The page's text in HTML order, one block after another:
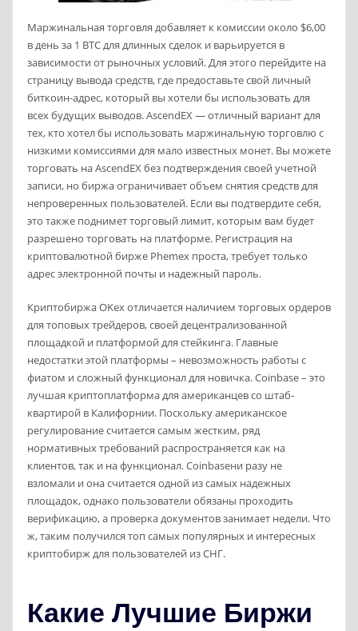
Маржинальная торговля добавляет к комиссии около $6,00
в день за 1 BTC для длинных сделок и варьируется в
зависимости от рыночных условий. Для этого перейдите на
страницу вывода средств, где предоставьте свой личный
биткоин-адрес, который вы хотели бы использовать для
всех будущих выводов. AscendEX — отличный вариант для
тех, кто хотел бы использовать маржинальную торговлю с
низкими комиссиями для мало известных монет. Вы можете
торговать на AscendEX без подтверждения своей учетной
записи, но биржа ограничивает объем снятия средств для
непроверенных пользователей. Если вы подтвердите себя,
это также поднимет торговый лимит, которым вам будет
разрешено торговать на платформе. Регистрация на
криптовалютной бирже Phemex проста, требует только
адрес электронной почты и надежный пароль.
Криптобиржа OKex отличается наличием торговых ордеров
для топовых трейдеров, своей децентрализованной
площадкой и платформой для стейкинга. Главные
недостатки этой платформы – невозможность работы с
фиатом и сложный функционал для новичка. Coinbase – это
лучшая криптоплатформа для американцев со штаб-
квартирой в Калифорнии. Поскольку американское
регулирование считается самым жестким, ряд
нормативных требований распространяется как на
клиентов, так и на функционал. Coinbaseни разу не
взломали и она считается одной из самых надежных
площадок, однако пользователи обязаны проходить
верификацию, а проверка документов занимает недели. Что
ж, таким получился топ самых популярных и интересных
криптобирж для пользователей из СНГ.
Какие Лучшие Биржи